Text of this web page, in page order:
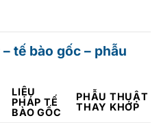
tế bào gốc – phẫu
LIỆU
PHÁP TẾ
BÀO GỐC
PHẪU THUẬT
THAY KHỚP